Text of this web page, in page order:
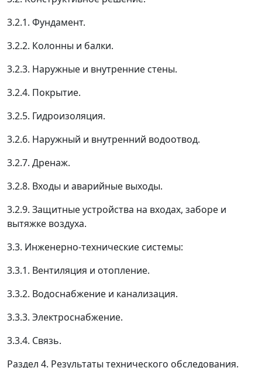
3.2.1. Фундамент.
3.2.2. Колонны и балки.
3.2.3. Наружные и внутренние стены.
3.2.4. Покрытие.
3.2.5. Гидроизоляция.
3.2.6. Наружный и внутренний водоотвод.
3.2.7. Дренаж.
3.2.8. Входы и аварийные выходы.
3.2.9. Защитные устройства на входах, заборе и
вытяжке воздуха.
3.3. Инженерно-технические системы:
3.3.1. Вентиляция и отопление.
3.3.2. Водоснабжение и канализация.
3.3.3. Электроснабжение.
3.3.4. Связь.
Раздел 4. Результаты технического обследования.